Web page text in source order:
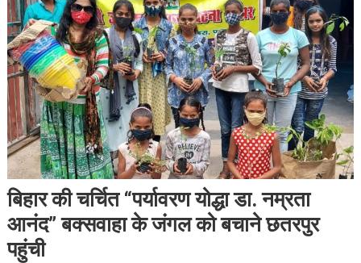
बिहार की चर्चित “पर्यावरण योद्धा डा. नम्रता
आनंद” बक्सवाहा के जंगल को बचाने छतरपुर
पहुंची